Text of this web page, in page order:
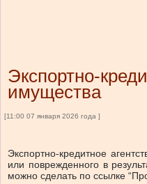
Экспортно-
имущества
[11:00 07 января 2026 года ]
Экспортно-кредитное
или поврежденного в
можно сделать по ссылке